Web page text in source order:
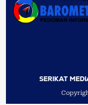
SERIKAT